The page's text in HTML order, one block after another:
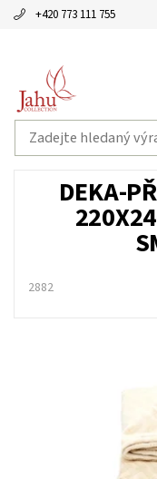
+420 773 111 755
DEKA-
2882